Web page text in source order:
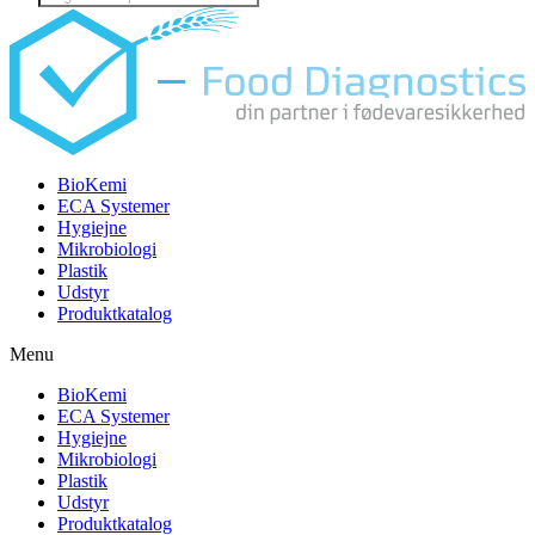
search
BioKemi
ECA Systemer
Hygiejne
Mikrobiologi
Plastik
Udstyr
Produktkatalog
Menu
BioKemi
ECA Systemer
Hygiejne
Mikrobiologi
Plastik
Udstyr
Produktkatalog